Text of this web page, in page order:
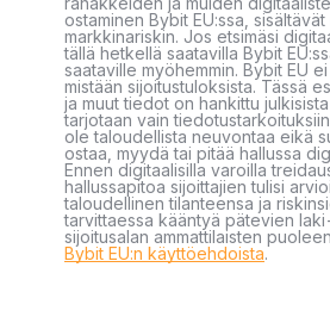
ostaminen Bybit EU:ssa,
markkinariskin. Jos etsimäsi
tällä hetkellä saatavilla Bybit
saataville myöhemmin. Bybit EU
mistään sijoitustuloksista. Tässä
ja muut tiedot on hankittu
tarjotaan vain
ole taloudellista neuvontaa eikä
ostaa, myydä tai pitää hallussa
Ennen digitaalisilla varoilla
hallussapitoa sijoittajien tulisi
taloudellinen tilanteensa ja
tarvittaessa kääntyä pätevien
sijoitusalan ammattilaisten
Bybit EU:n käyttöehdoista.